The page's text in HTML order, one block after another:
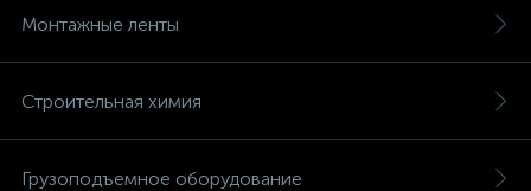
Монтажные ленты
Строительная химия
Грузоподъемное оборудование